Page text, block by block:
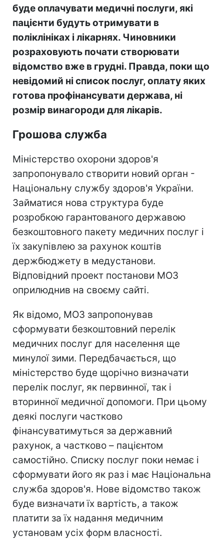
буде оплачувати медичні послуги, які
пацієнти будуть отримувати в
поліклініках і лікарнях. Чиновники
розраховують почати створювати
відомство вже в грудні. Правда, поки що
невідомий ні список послуг, оплату яких
готова профінансувати держава, ні
розмір винагороди для лікарів.
Грошова служба
Міністерство охорони здоров'я
запропонувало створити новий орган -
Національну службу здоров'я України.
Займатися нова структура буде
розробкою гарантованого державою
безкоштовного пакету медичних послуг і
їх закупівлею за рахунок коштів
держбюджету в медустанови.
Відповідний проект постанови МОЗ
оприлюднив на своєму сайті.
Як відомо, МОЗ запропонував
сформувати безкоштовний перелік
медичних послуг для населення ще
минулої зими. Передбачається, що
міністерство буде щорічно визначати
перелік послуг, як первинної, так і
вторинної медичної допомоги. При цьому
деякі послуги частково
фінансуватимуться за державний
рахунок, а частково – пацієнтом
самостійно. Списку послуг поки немає і
сформувати його як раз і має Національна
служба здоров'я. Нове відомство також
буде визначати їх вартість, а також
платити за їх надання медичним
установам усіх форм власності.